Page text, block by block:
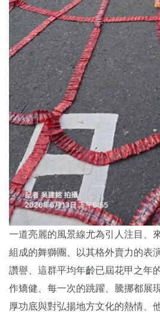
一道亮麗的風景線尤為引人注目、
組成的舞獅團、以其格外賣力的表
讚譽、這群平均年齡已屆花甲之年
作矯健、每一次的跳躍、騰挪都展
厚功底與對弘揚地方文化的熱情、